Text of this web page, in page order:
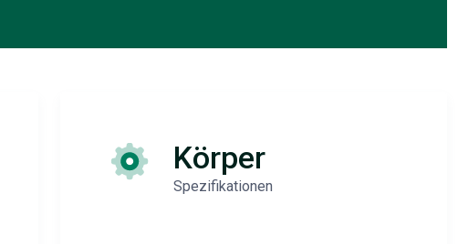
Körper
Spezifikationen